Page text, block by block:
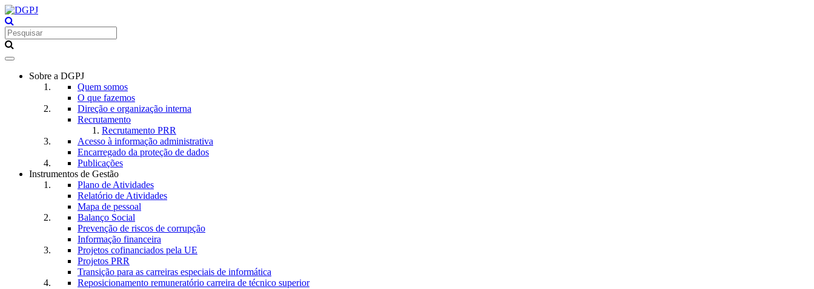
Toggle
navigationSobre a DGPJ
Quem somos
O que fazemos
Direção e organização interna
Recrutamento
Recrutamento PRR
Acesso à informação administrativa
Encarregado da proteção de dados
Publicações
Instrumentos de Gestão
Plano de Atividades
Relatório de Atividades
Mapa de pessoal
Balanço Social
Prevenção de riscos de corrupção
Informação financeira
Projetos cofinanciados pela UE
Projetos PRR
Transição para as carreiras especiais de informática
Reposicionamento remuneratório carreira de técnico superior